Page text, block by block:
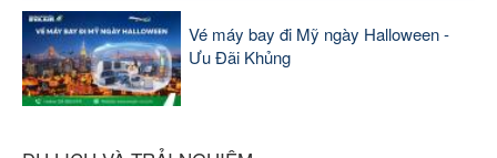
Vé máy bay đi Mỹ ngày Halloween -
Ưu Đãi Khủng